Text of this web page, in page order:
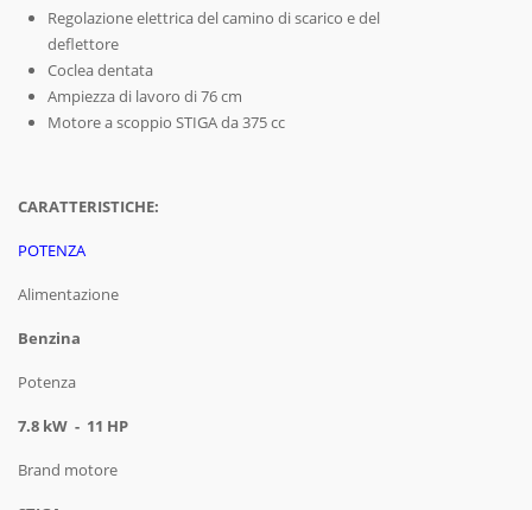
Regolazione elettrica del camino di scarico e del
deflettore
Coclea dentata
Ampiezza di lavoro di 76 cm
Motore a scoppio STIGA da 375 cc
CARATTERISTICHE:
POTENZA
Alimentazione
Benzina
Potenza
7.8 kW - 11 HP
Brand motore